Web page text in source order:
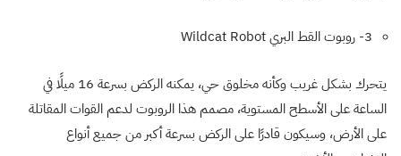
3- روبوت القط البري Wildcat Robot
يتحرك بشكل غريب وكأنه مخلوق حي، يمكنه الركض بسرعة 16 ميلًا في
الساعة على الأسطح المستوية، مصمم هذا الروبوت لدعم القوات المقاتلة
على الأرض، وسيكون قادرًا على الركض بسرعة أكبر من جميع أنواع